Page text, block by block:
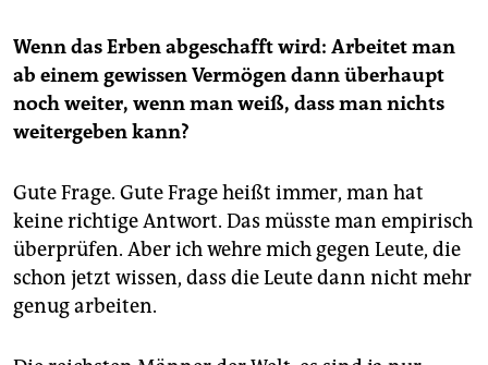
Wenn das Erben abgeschafft wird: Arbeitet man
ab einem gewissen Vermögen dann überhaupt
noch weiter, wenn man weiß, dass man nichts
weitergeben kann?
Gute Frage. Gute Frage heißt immer, man hat
keine richtige Antwort. Das müsste man empirisch
überprüfen. Aber ich wehre mich gegen Leute, die
schon jetzt wissen, dass die Leute dann nicht mehr
genug arbeiten.